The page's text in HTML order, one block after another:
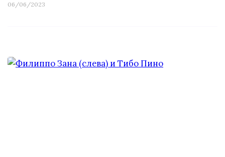
06/06/2023